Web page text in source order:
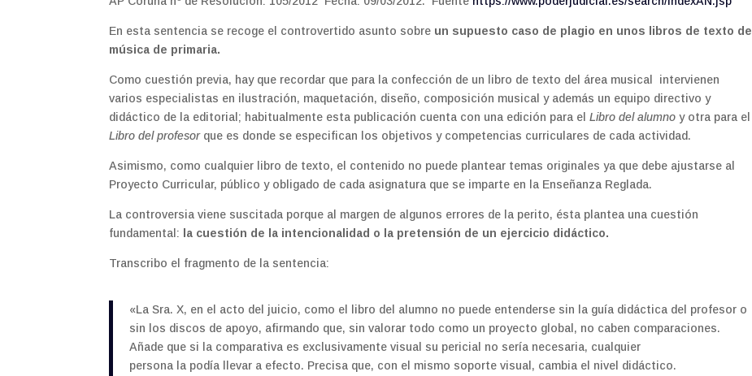
En esta sentencia se recoge el controvertido asunto sobre un supuesto caso de plagio en unos libros de texto de
música de primaria.
Como cuestión previa, hay que recordar que para la confección de un libro de texto del área musical intervienen
varios especialistas en ilustración, maquetación, diseño, composición musical y además un equipo directivo y
didáctico de la editorial; habitualmente esta publicación cuenta con una edición para elLibro del alumno y otra para el
Libro del profesor que es donde se especifican los objetivos y competencias curriculares de cada actividad.
Asimismo, como cualquier libro de texto, el contenido no puede plantear temas originales ya que debe ajustarse al
Proyecto Curricular, público y obligado de cada asignatura que se imparte en la Enseñanza Reglada.
La controversia viene suscitada porque al margen de algunos errores de la perito, ésta plantea una cuestión
fundamental:
la cuestión de la intencionalidad o la pretensión de un ejercicio didáctico.
Transcribo el fragmento de la sentencia:
«La Sra. X, en el acto del juicio, como el libro del alumno no puede entenderse sin la guía didáctica del profesor o
sin los discos de apoyo, afirmando que, sin valorar todo como un proyecto global, no caben comparaciones.
Añade que si la comparativa es exclusivamente visual su pericial no sería necesaria, cualquier
persona la podía llevar a efecto. Precisa que, con el mismo soporte visual, cambia el nivel didáctico.